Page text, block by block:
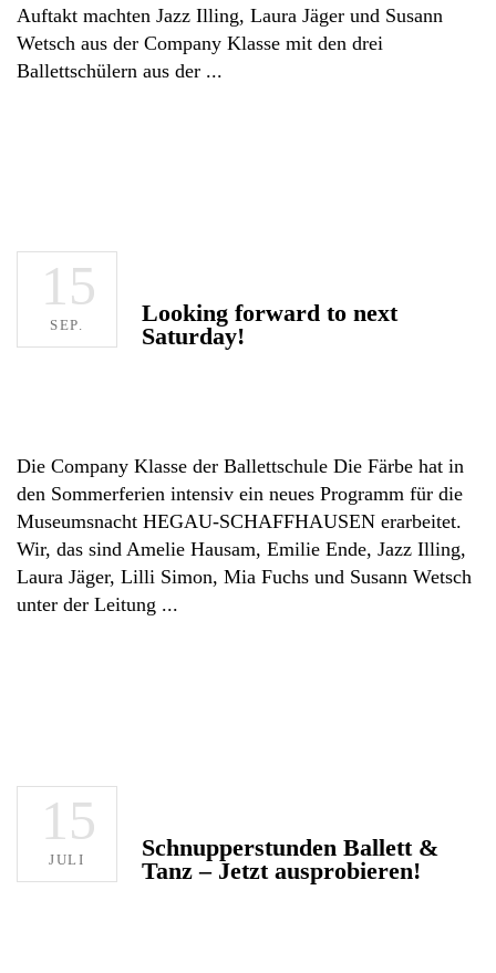
Auftakt machten Jazz Illing, Laura Jäger und Susann
Wetsch aus der Company Klasse mit den drei
Ballettschülern aus der
15
SEP.
Looking forward to next
Saturday!
Die Company Klasse der Ballettschule Die Färbe hat in
den Sommerferien intensiv ein neues Programm für die
Museumsnacht HEGAU-SCHAFFHAUSEN erarbeitet.
Wir, das sind Amelie Hausam, Emilie Ende, Jazz Illing,
Laura Jäger, Lilli Simon, Mia Fuchs und Susann Wetsch
unter der Leitung
15
JULI
Schnupperstunden Ballett &
Tanz – Jetzt ausprobieren!